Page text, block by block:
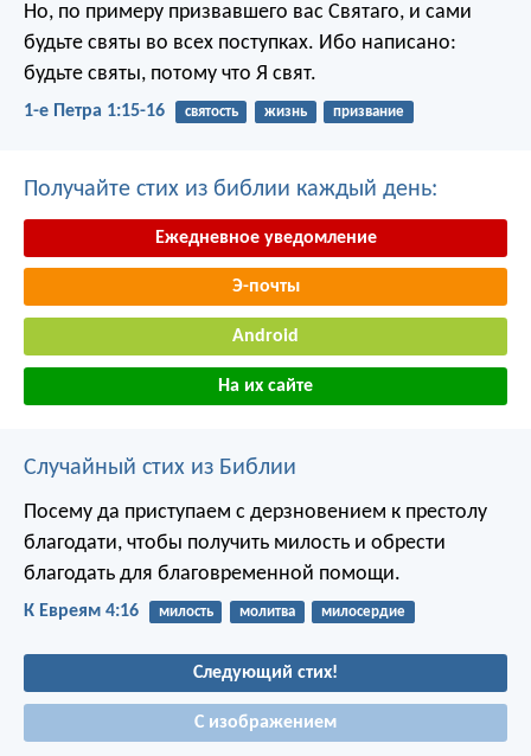
Но, по примеру призвавшего вас Святаго, и сами
будьте святы во всех поступках. Ибо написано:
будьте святы, потому что Я свят.
1-е Петра 1:15-16 святость жизнь призвание
Получайте стих из библии каждый день:
Ежедневное уведомление
Э-почты
Android
На их сайте
Случайный стих из Библии
Посему да приступаем с дерзновением к престолу
благодати, чтобы получить милость и обрести
благодать для благовременной помощи.
К Евреям 4:16 милость молитва милосердие
Следующий стих!
С изображением